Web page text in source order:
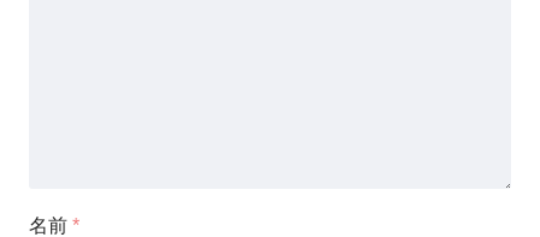
名前 *